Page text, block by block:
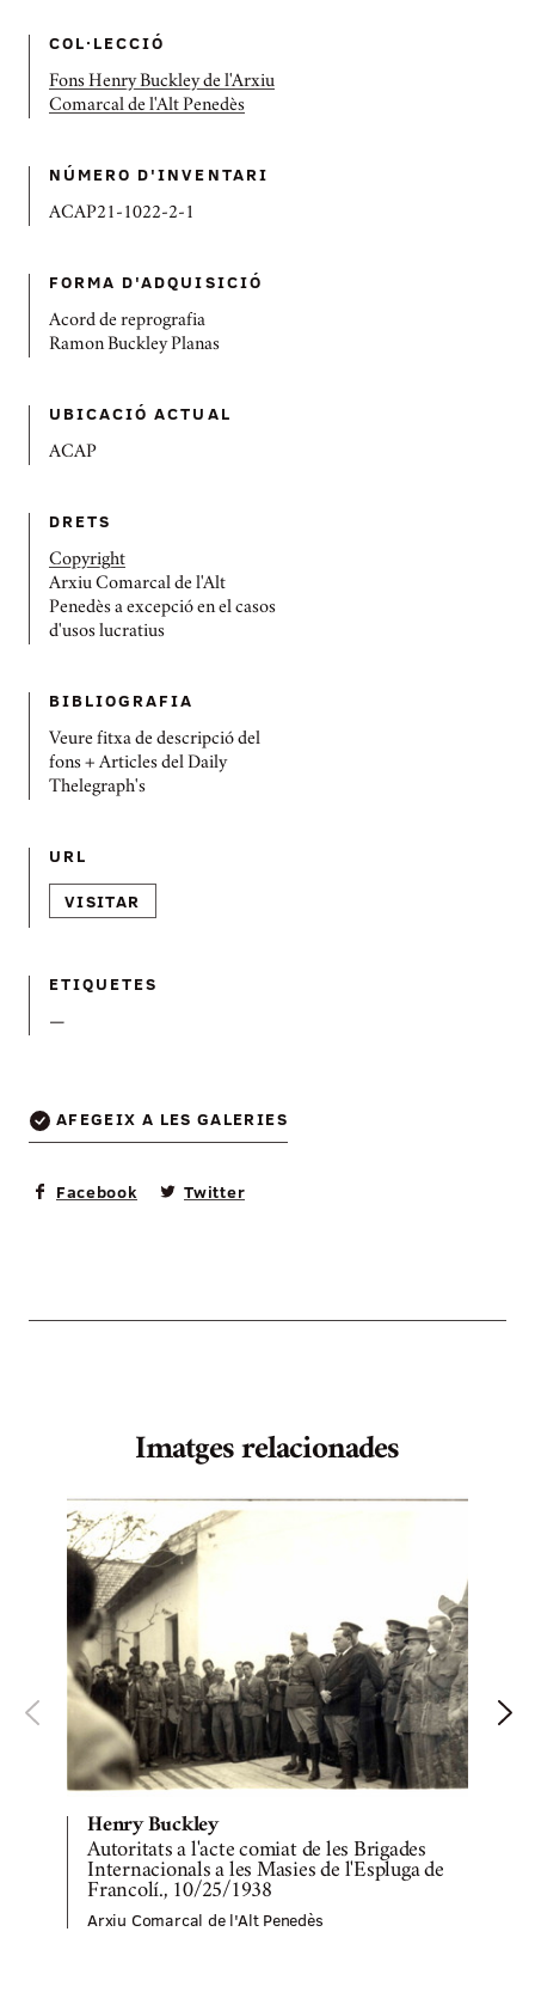
COL·LECCIÓ
Fons Henry Buckley de l'Arxiu
Comarcal de l'Alt Penedès
NÚMERO D'INVENTARI
ACAP21-1022-2-1
FORMA D'ADQUISICIÓ
Acord de reprografia
Ramon Buckley Planas
UBICACIÓ ACTUAL
ACAP
DRETS
Copyright
Arxiu Comarcal de l'Alt
Penedès a excepció en el casos
d'usos lucratius
BIBLIOGRAFIA
Veure fitxa de descripció del
fons + Articles del Daily
Thelegraph's
URL
VISITAR
ETIQUETES
—
AFEGEIX A LES GALERIES
Facebook Twitter
Imatges relacionades
Henry Buckley
Autoritats a l'acte comiat de les Brigades
Internacionals a les Masies de l'Espluga de
Francolí., 10/25/1938
Arxiu Comarcal de l'Alt Penedès